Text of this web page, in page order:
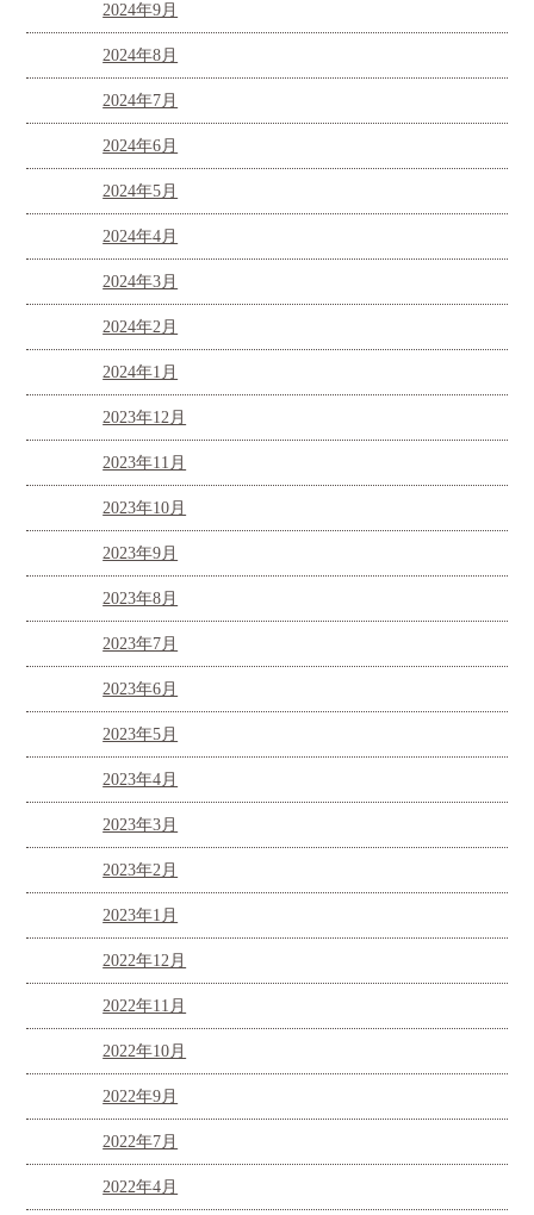
2024年9月
2024年8月
2024年7月
2024年6月
2024年5月
2024年4月
2024年3月
2024年2月
2024年1月
2023年12月
2023年11月
2023年10月
2023年9月
2023年8月
2023年7月
2023年6月
2023年5月
2023年4月
2023年3月
2023年2月
2023年1月
2022年12月
2022年11月
2022年10月
2022年9月
2022年7月
2022年4月